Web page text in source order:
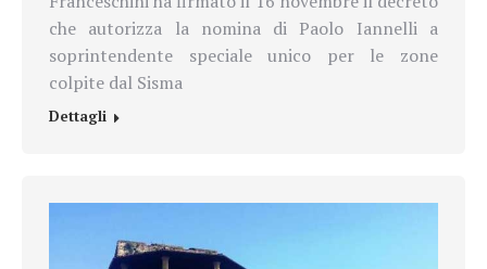
che autorizza la nomina di Paolo Iannelli a
soprintendente speciale unico per le zone
colpite dal Sisma
Dettagli